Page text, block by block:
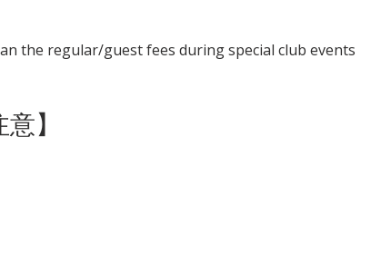
the regular/guest fees during special club events
】